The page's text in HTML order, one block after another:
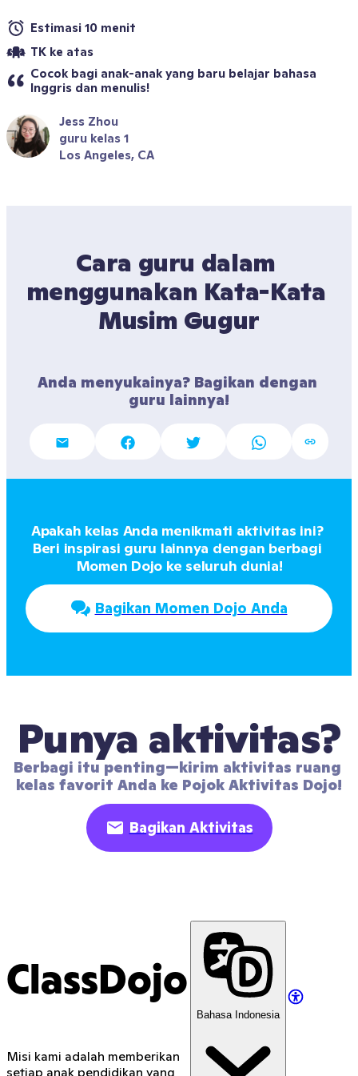
Estimasi 10 menit
TK ke atas
Cocok bagi anak-anak yang baru belajar bahasa
Inggris dan menulis!
Jess Zhou
guru kelas 1
Los Angeles, CA
Cara guru dalam
menggunakan Kata-Kata
Musim Gugur
Anda menyukainya? Bagikan dengan
guru lainnya!
Apakah kelas Anda menikmati aktivitas ini?
Beri inspirasi guru lainnya dengan berbagi
Momen Dojo ke seluruh dunia!
Bagikan Momen Dojo Anda
Punya aktivitas?
Berbagi itu penting—kirim aktivitas ruang
kelas favorit Anda ke Pojok Aktivitas Dojo!
Bagikan Aktivitas
ClassDojo
Misi kami adalah memberikan
setiap anak pendidikan yang
Bahasa Indonesia